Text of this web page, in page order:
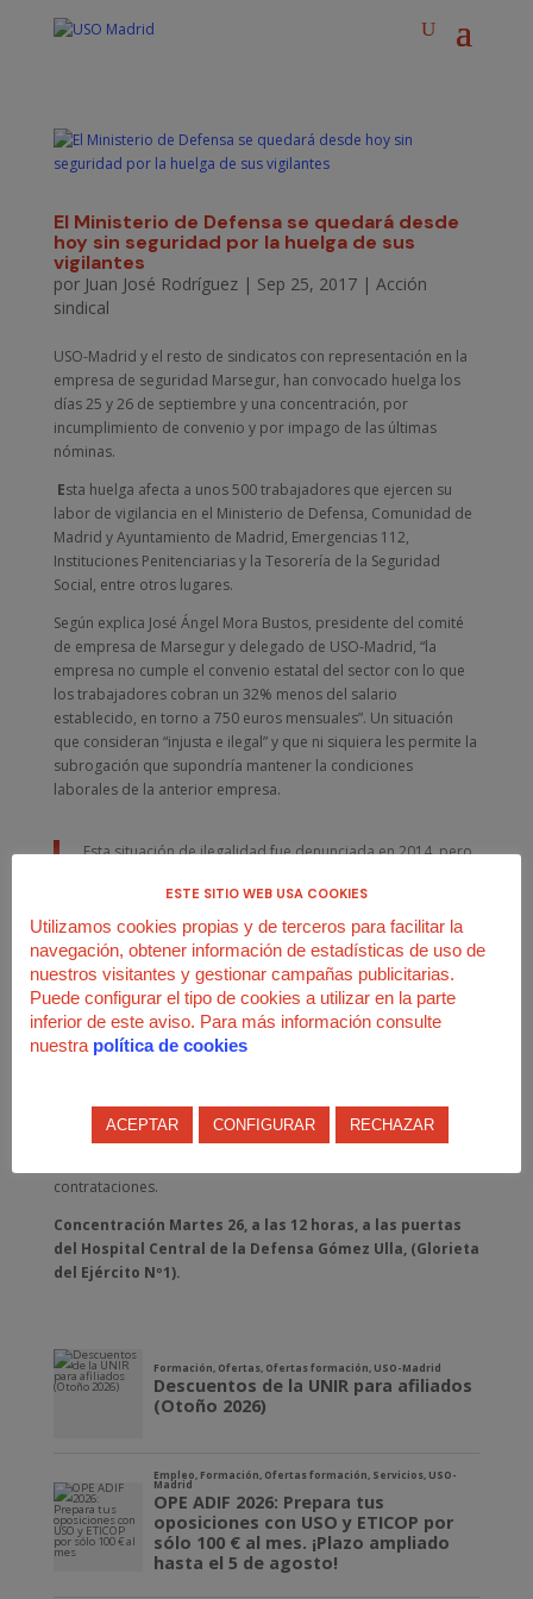
El Ministerio de Defensa se quedará desde
hoy sin seguridad por la huelga de sus
vigilantes
por Juan José Rodríguez| Sep 25, 2017| Acción
sindical
USO-Madrid y el resto de sindicatos con representación en la
empresa de seguridad Marsegur, han convocado huelga los
días 25 y 26 de septiembre y una concentración, por
incumplimiento de convenio y por impago de las últimas
nóminas.
Esta huelga afecta a unos 500 trabajadores que ejercen su
labor de vigilancia en el Ministerio de Defensa, Comunidad de
Madrid y Ayuntamiento de Madrid, Emergencias 112,
Instituciones Penitenciarias y la Tesorería de la Seguridad
Social, entre otros lugares.
Según explica José Ángel Mora Bustos, presidente del comité
de empresa de Marsegur y delegado de USO-Madrid, “la
empresa no cumple el convenio estatal del sector con lo que
los trabajadores cobran un 32% menos del salario
establecido, en torno a 750 euros mensuales”. Un situación
que consideran “injusta e ilegal” y que ni siquiera les permite la
subrogación que supondría mantener la condiciones
laborales de la anterior empresa.
Esta situación de ilegalidad fue denunciada en 2014, pero
Superior de Justicia.
Otra de las quejas de los trabajadores, es el retraso en el
pago de las nóminas, y en concreto la falta de pago de los dos
últimos meses a los vigilantes del Ministerio de Defensa. “La
empresa se justifica con que el Ministerio no les ha pagado a
ellos”, señala Mora.
de desigualdad que se debe solventar lo antes posible,
debida en gran medida a la filosofía de la Administración
contrataciones.
Concentración Martes 26, a las 12 horas, a las puertas
del Hospital Central de la Defensa Gómez Ulla, (Glorieta
del Ejército Nº1).
ESTE SITIO WEB USA COOKIES
Utilizamos cookies propias y de terceros para facilitar la
navegación, obtener información de estadísticas de uso de
nuestros visitantes y gestionar campañas publicitarias.
Puede configurar el tipo de cookies a utilizar en la parte
inferior de este aviso. Para más información consulte
nuestra política de cookies
ACEPTAR CONFIGURAR RECHAZAR